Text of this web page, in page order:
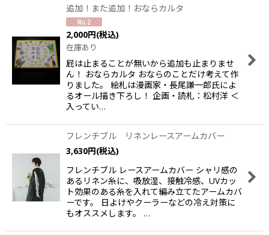
追加！また追加！おならカルタ
2,000円(税込)
在庫あり
屁は止まることが無いから追加も止まりませ
ん！ おならカルタ おならのことだけ考えて作
りました。 絵札は漫画家・長尾謙一郎氏によ
るオール描き下ろし！ 企画・読札：松村洋 ＜
入ってい…
フレンチブル リネンレースアームカバー
3,630円(税込)
フレンチブル レースアームカバー シャリ感の
あるリネン糸に、吸放湿、接触冷感、UVカッ
ト効果のある糸を入れて編み立てたアームカバ
ーです。 日よけやクーラーなどの冷え対策に
もオススメします。 …